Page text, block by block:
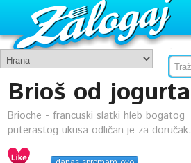
Brioš od jogurta
Brioche - francuski slatki hleb bogatog
puterastog ukusa odličan je za doručak.